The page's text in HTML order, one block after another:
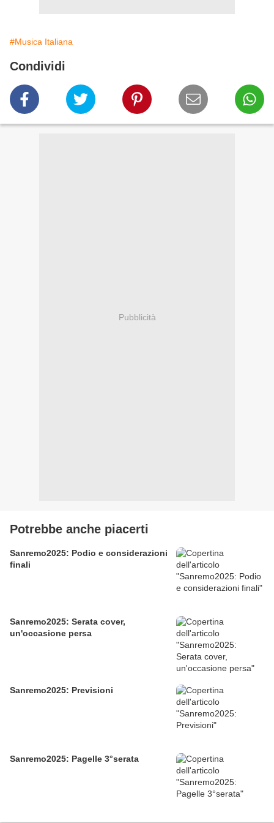
#Musica Italiana
Condividi
Pubblicità
Potrebbe anche piacerti
Sanremo2025: Podio e considerazioni
finali
Sanremo2025: Serata cover,
un'occasione persa
Sanremo2025: Previsioni
Sanremo2025: Pagelle 3°serata